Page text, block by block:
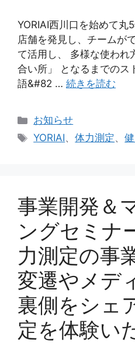
YORIAI西川口を始めて丸
店舗を発見し、チームが
て活用し、 多様な使われ
合い所」 となるまでのス
語&#82 … 続きを読む
カ
テ
お知らせ
タ
YORIAI、体力測定 、
事業開発＆
ングセミナ
力測定の事
変遷やメデ
裏側をシェ
定を体験い